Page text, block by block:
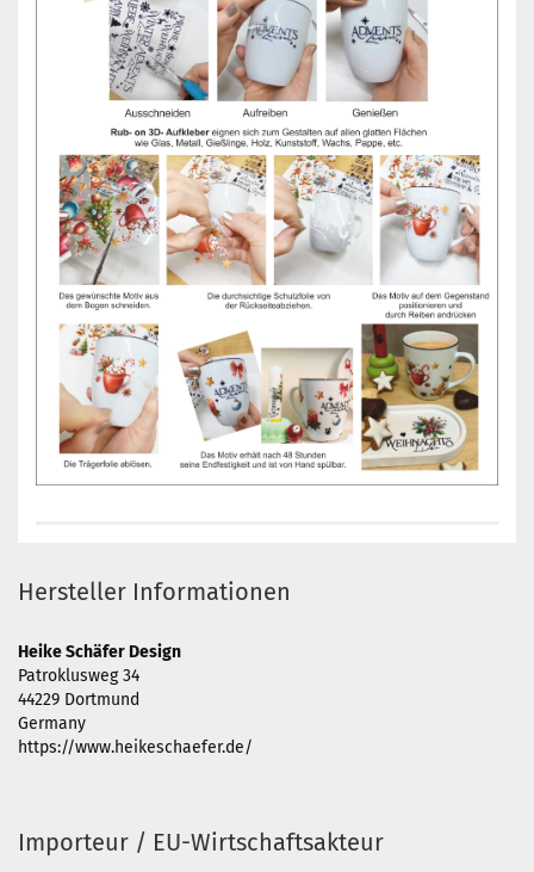
Hersteller Informationen
Heike Schäfer Design
Patroklusweg 34
44229 Dortmund
Germany
https://www.heikeschaefer.de/
Importeur / EU-Wirtschaftsakteur